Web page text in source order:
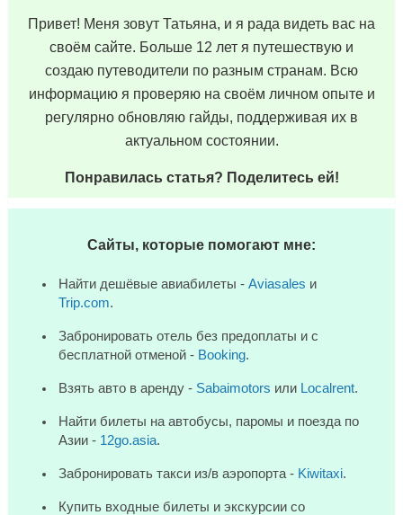
Привет! Меня зовут Татьяна, и я рада видеть вас на
своём сайте. Больше 12 лет я путешествую и
создаю путеводители по разным странам. Всю
информацию я проверяю на своём личном опыте и
регулярно обновляю гайды, поддерживая их в
актуальном состоянии.
Понравилась статья? Поделитесь ей!
Сайты, которые помогают мне:
Найти дешёвые авиабилеты - Aviasales и
Trip.com.
Забронировать отель без предоплаты и с
бесплатной отменой - Booking.
Взять авто в аренду - Sabaimotors или Localrent.
Найти билеты на автобусы, паромы и поезда по
Азии - 12go.asia.
Забронировать такси из/в аэропорта - Kiwitaxi.
Купить входные билеты и экскурсии со